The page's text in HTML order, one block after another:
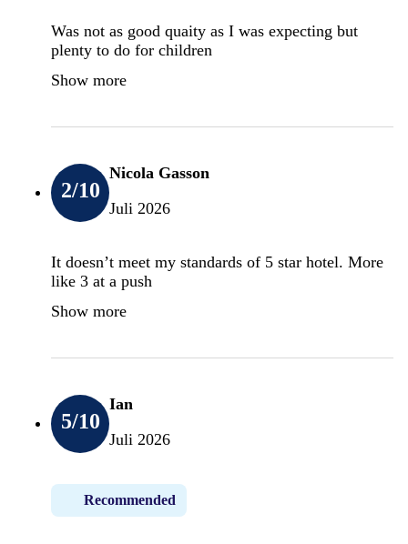
Was not as good quaity as I was expecting but
plenty to do for children
Show more
2/10
Nicola Gasson
Juli 2026
It doesn’t meet my standards of 5 star hotel. More
like 3 at a push
Show more
5/10
Ian
Juli 2026
Recommended